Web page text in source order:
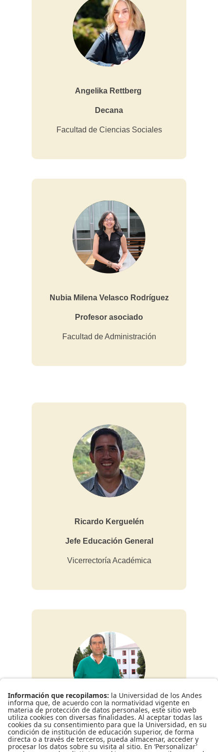
Angelika Rettberg
Decana
Facultad de Ciencias Sociales
Nubia Milena Velasco Rodríguez
Profesor asociado
Facultad de Administración
Ricardo Kerguelén
Jefe Educación General
Vicerrectoría Académica
Carlos Daniel Cadena Ordoñez
Decano